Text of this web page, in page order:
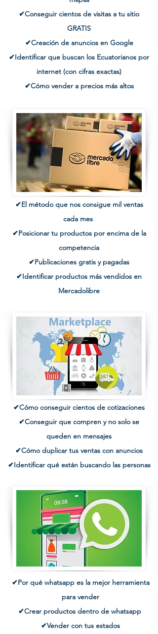
✔Conseguir cientos de visitas a tu sitio
GRATIS
✔Creación de anuncios en Google
✔Identificar que buscan los Ecuatorianos por
internet (con cifras exactas)
✔Cómo vender a precios más altos
✔El método que nos consigue mil ventas
cada mes
✔Posicionar tu productos por encima de la
competencia
✔Publicaciones gratis y pagadas
✔Identificar productos más vendidos en
Mercadolibre
✔Cómo conseguir cientos de cotizaciones
✔Conseguir que compren y no solo se
queden en mensajes
✔Cómo duplicar tus ventas con anuncios
✔Identificar qué están buscando las personas
✔Por qué whatsapp es la mejor herramienta
para vender
✔Crear productos dentro de whatsapp
✔Vender con tus estados